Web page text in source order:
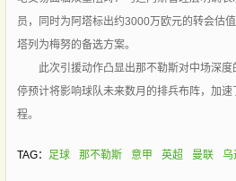
员，同时为阿塔标出约3000万欧元的转会估
塔列为梅努的备选方案。
此次引援动作凸显出那不勒斯对中场深度
停预计将影响球队未来数月的排兵布阵，加
程。
TAG： 足球 那不勒斯 意甲 英超 曼联 乌